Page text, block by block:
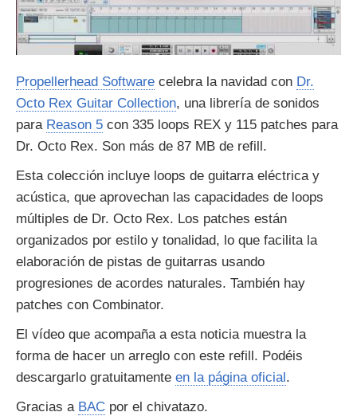
Propellerhead Software celebra la navidad con Dr.
Octo Rex Guitar Collection, una librería de sonidos
para Reason 5 con 335 loops REX y 115 patches para
Dr. Octo Rex. Son más de 87 MB de refill.
Esta colección incluye loops de guitarra eléctrica y
acústica, que aprovechan las capacidades de loops
múltiples de Dr. Octo Rex. Los patches están
organizados por estilo y tonalidad, lo que facilita la
elaboración de pistas de guitarras usando
progresiones de acordes naturales. También hay
patches con Combinator.
El vídeo que acompaña a esta noticia muestra la
forma de hacer un arreglo con este refill. Podéis
descargarlo gratuitamente en la página oficial.
Gracias a BAC por el chivatazo.